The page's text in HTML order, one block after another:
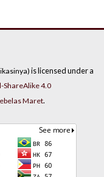
is licensed under a
4.0
Maret.